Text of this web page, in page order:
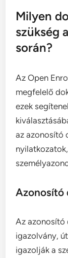
Milyen
szükség
során?
Az Open
megfelelő
ezek
az azonosító
Azonosító
Az azonosító
igazolvány,
igazolják a